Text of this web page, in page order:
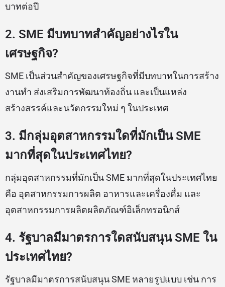
บาทต่อปี
2. SME มีบทบาทสำคัญอย่างไรใน
เศรษฐกิจ?
SME เป็นส่วนสำคัญของเศรษฐกิจที่มีบทบาทในการสร้าง
งานทำ ส่งเสริมการพัฒนาท้องถิ่น และเป็นแหล่ง
สร้างสรรค์และนวัตกรรมใหม่ ๆ ในประเทศ
3. มีกลุ่มอุตสาหกรรมใดที่มักเป็น SME
มากที่สุดในประเทศไทย?
กลุ่มอุตสาหกรรมที่มักเป็น SME มากที่สุดในประเทศไทย
คือ อุตสาหกรรมการผลิต อาหารและเครื่องดื่ม และ
อุตสาหกรรมการผลิตผลิตภัณฑ์อิเล็กทรอนิกส์
4. รัฐบาลมีมาตรการใดสนับสนุน SME ใน
ประเทศไทย?
รัฐบาลมีมาตรการสนับสนุน SME หลายรูปแบบ เช่น การ